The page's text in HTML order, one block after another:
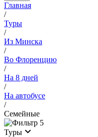
Главная
/
Туры
/
Из Минска
/
Во Флоренцию
/
На 8 дней
/
На автобусе
/
Семейные
5
Туры